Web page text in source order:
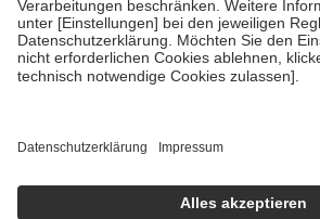
GKV getragen werden
• empfohlenen Schutzimpfungen
• Harn- und Blutteststreifen
getroffen, um sicherzustellen, dass es sich
https://help.etrusted.com/hc/de/articles/